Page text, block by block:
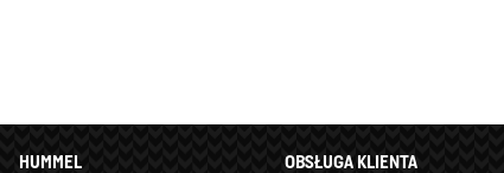
HUMMEL OBSŁUGA KLIENTA